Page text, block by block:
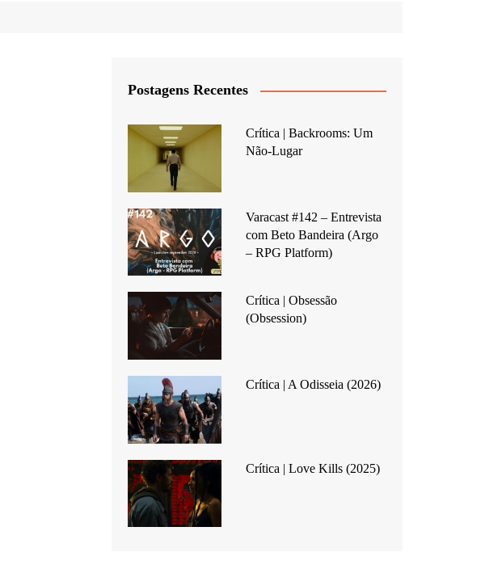
Postagens Recentes
Crítica | Backrooms: Um
Não-Lugar
Varacast #142 – Entrevista
com Beto Bandeira (Argo
– RPG Platform)
Crítica | Obsessão
(Obsession)
Crítica | A Odisseia (2026)
Crítica | Love Kills (2025)